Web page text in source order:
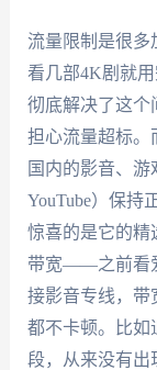
流量限制是很
看几部4K剧就用
彻底解决了这个
担心流量超标。
国内的影音、游
YouTube）保持
惊喜的是它的精
带宽——之前看
接影音专线，带
都不卡顿。比如
段，从来没有出